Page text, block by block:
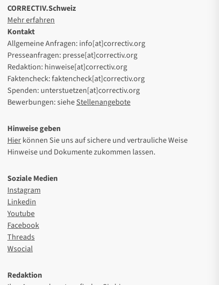
CORRECTIV.Schweiz
Mehr erfahren
Kontakt
Allgemeine Anfragen: info[at]correctiv.org
Presseanfragen: presse[at]correctiv.org
Redaktion: hinweise[at]correctiv.org
Faktencheck: faktencheck[at]correctiv.org
Spenden: unterstuetzen[at]correctiv.org
Bewerbungen: sieheStellenangebote
Hinweise geben
Hierkönnen Sie uns auf sichere und vertrauliche Weise
Hinweise und Dokumente zukommen lassen.
Soziale Medien
Instagram
Linkedin
Youtube
Facebook
Threads
Wsocial
Redaktion